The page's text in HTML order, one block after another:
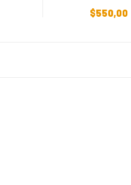
$550,00